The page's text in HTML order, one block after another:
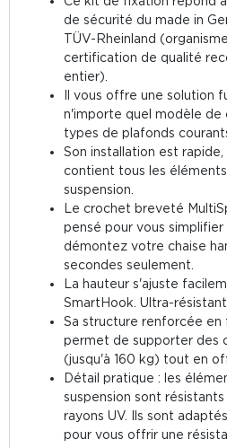
de sécurité du made in
TÜV-Rheinland
certification de qualité
entier).
Il vous offre une solution
n'importe quel modèle de
types de plafonds
Son installation est
contient tous les
suspension.
Le crochet breveté
pensé pour vous
démontez votre chaise
secondes seulement.
La hauteur s'ajuste
SmartHook. Ultra-résistant,
Sa structure renforcée en
permet de supporter des
(jusqu'à 160 kg) tout en
Détail pratique : les
suspension sont
rayons UV. Ils sont
pour vous offrir une